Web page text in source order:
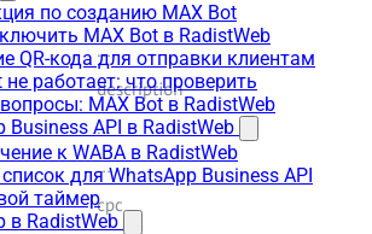
по созданию MAX Bot
MAX Bot в RadistWeb
QR-кода для отправки клиентам
не работает: что проверить
MAX Bot в RadistWeb
Business API в RadistWeb
к WABA в RadistWeb
для WhatsApp Business API
таймер
в RadistWeb